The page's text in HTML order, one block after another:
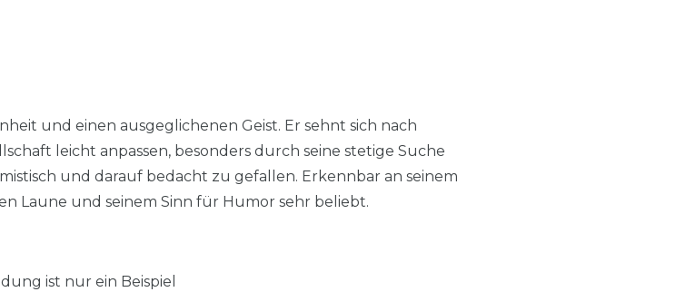
und einen ausgeglichenen Geist. Er sehnt sich nach
leicht anpassen, besonders durch seine stetige Suche
und darauf bedacht zu gefallen. Erkennbar an seinem
Laune und seinem Sinn für Humor sehr beliebt.
ist nur ein Beispiel